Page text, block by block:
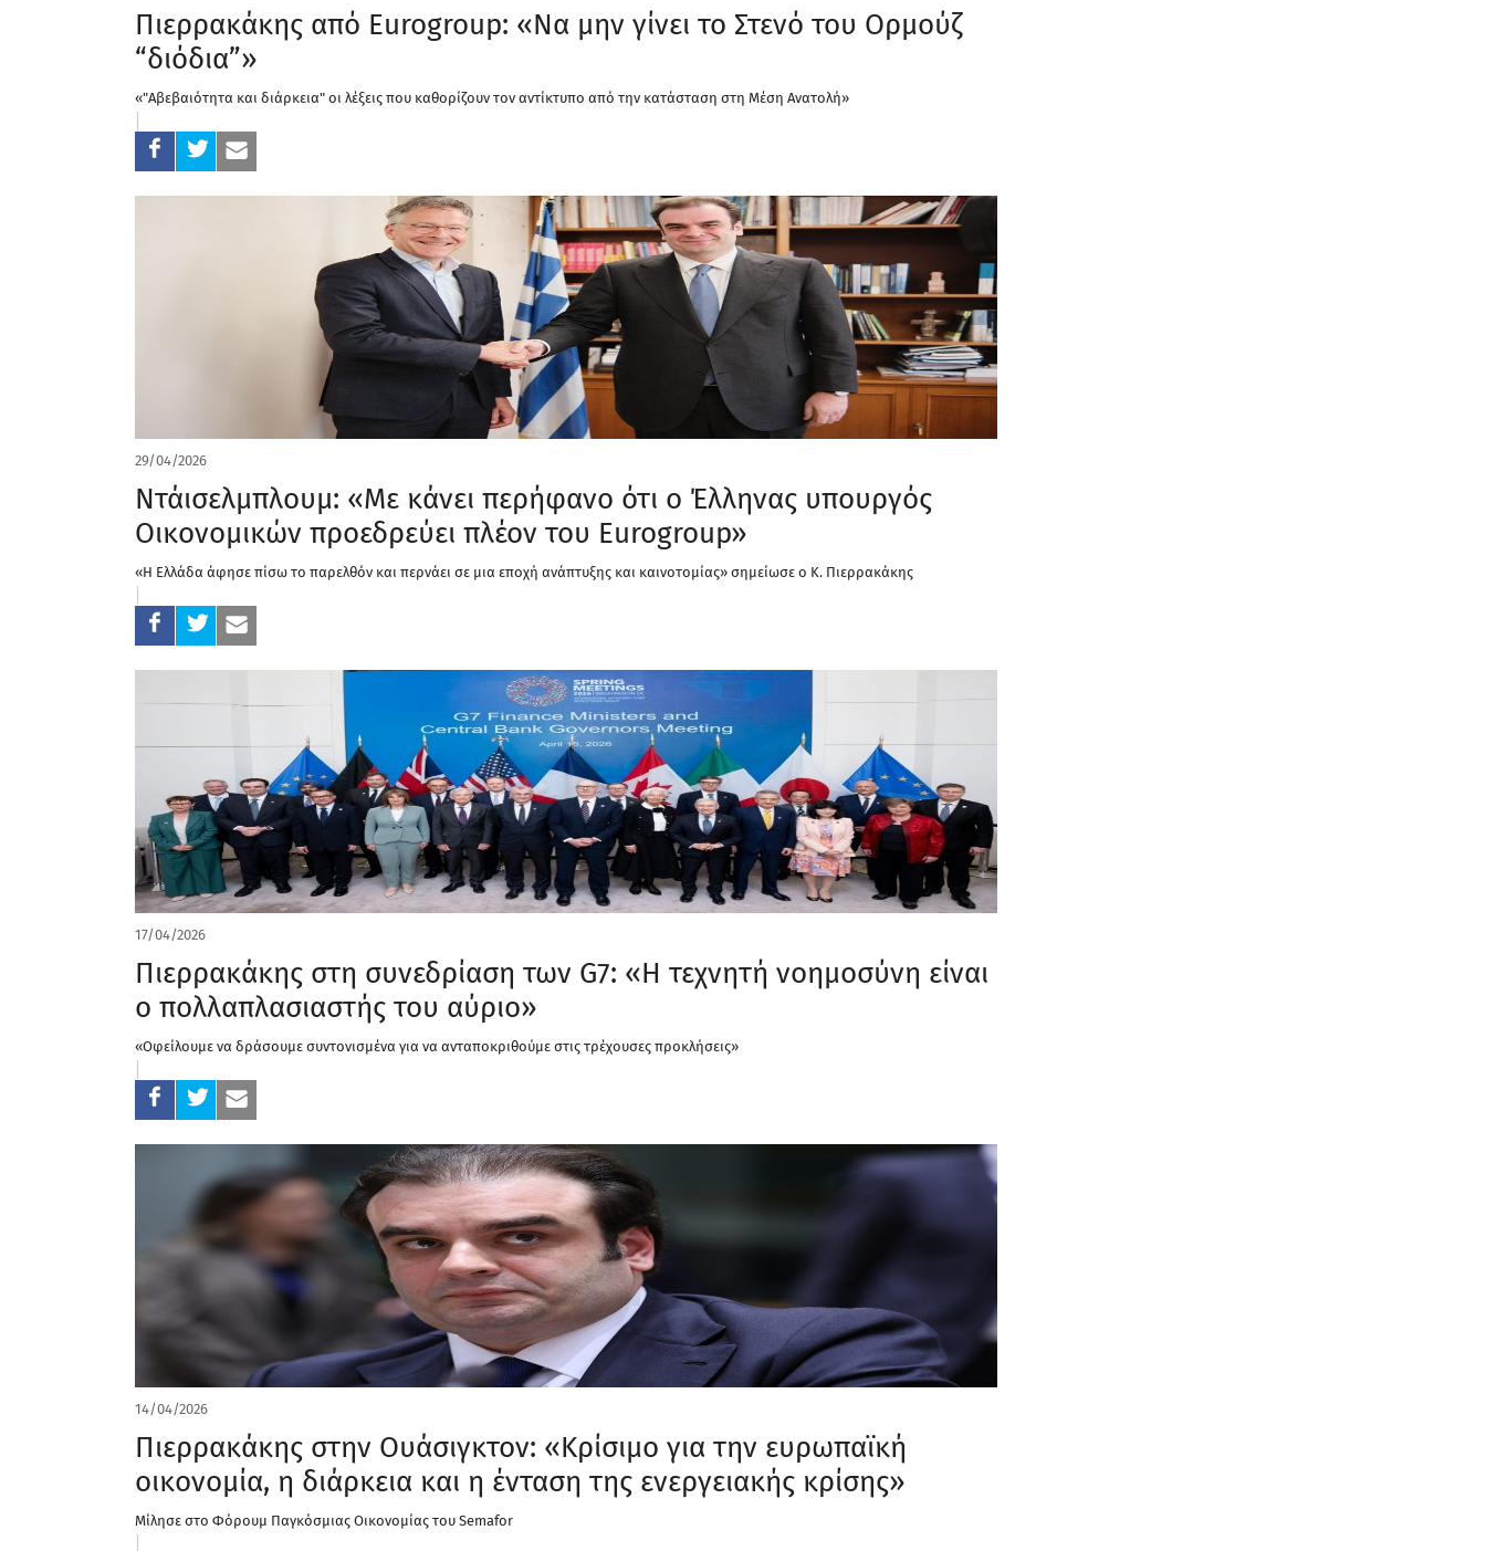
Πιερρακάκης από Eurogroup: «Να μην γίνει το Στενό του Ορμούζ
“διόδια”»
«"Αβεβαιότητα και διάρκεια" οι λέξεις που καθορίζουν τον αντίκτυπο από την κατάσταση στη Μέση Ανατολή»
29/04/2026
Ντάισελμπλουμ: «Με κάνει περήφανο ότι ο Έλληνας υπουργός
Οικονομικών προεδρεύει πλέον του Eurogroup»
«H Ελλάδα άφησε πίσω το παρελθόν και περνάει σε μια εποχή ανάπτυξης και καινοτομίας» σημείωσε ο Κ. Πιερρακάκης
17/04/2026
Πιερρακάκης στη συνεδρίαση των G7: «Η τεχνητή νοημοσύνη είναι
ο πολλαπλασιαστής του αύριο»
«Οφείλουμε να δράσουμε συντονισμένα για να ανταποκριθούμε στις τρέχουσες προκλήσεις»
14/04/2026
Πιερρακάκης στην Ουάσιγκτον: «Κρίσιμο για την ευρωπαϊκή
οικονομία, η διάρκεια και η ένταση της ενεργειακής κρίσης»
Μίλησε στο Φόρουμ Παγκόσμιας Οικονομίας του Semafor